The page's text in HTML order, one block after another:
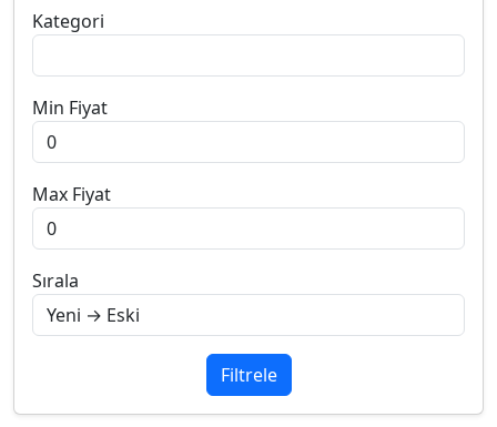
Kategori
Min Fiyat
Max Fiyat
Sırala
Filtrele